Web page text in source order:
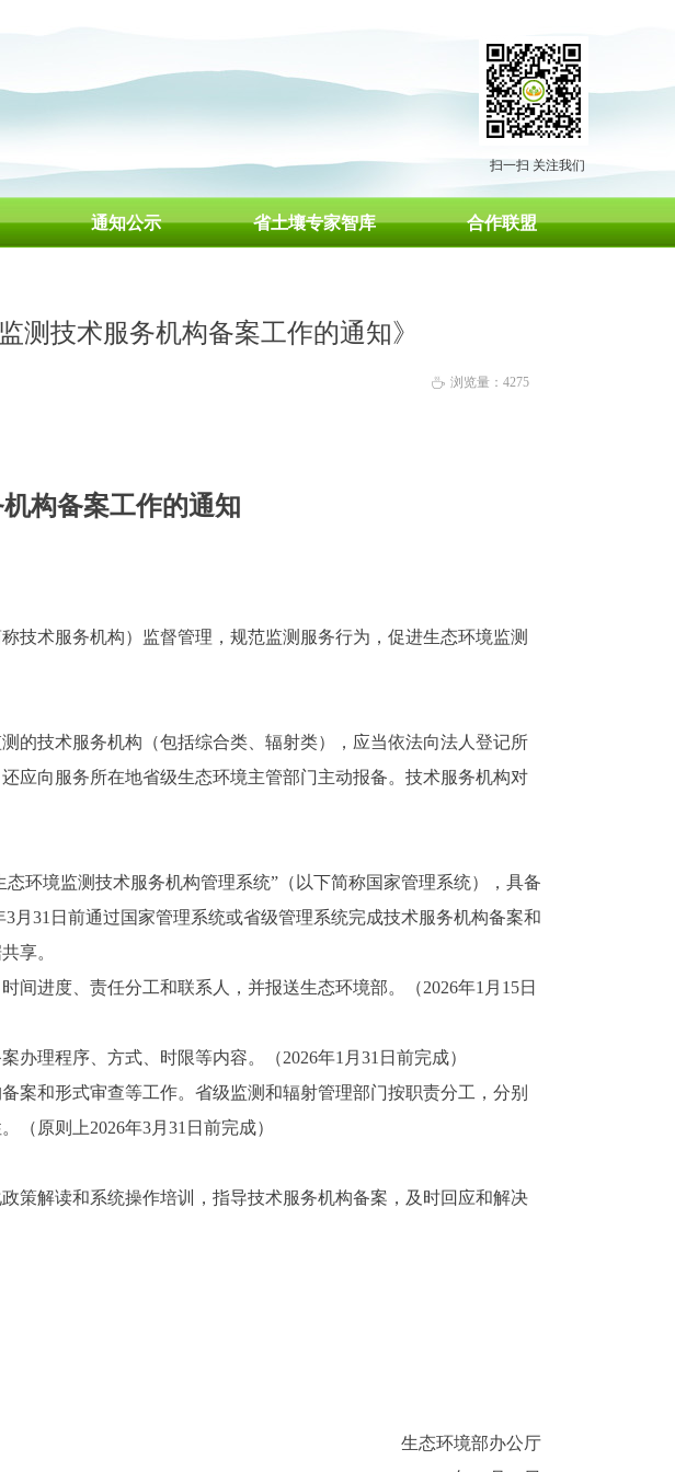
通知公示 省土壤专家智库 合作联盟
扫一扫 关注我们
测技术服务机构备案工作的通知》
构备案工作的通知
术服务机构）监督管理，规范监测服务行为，促进生态环境监测
技术服务机构（包括综合类、辐射类），应当依法向法人登记所
应向服务所在地省级生态环境主管部门主动报备。技术服务机构对
境监测技术服务机构管理系统”（以下简称国家管理系统），具备
月31日前通过国家管理系统或省级管理系统完成技术服务机构备案和
享。
进度、责任分工和联系人，并报送生态环境部。（2026年1月15日
理程序、方式、时限等内容。（2026年1月31日前完成）
和形式审查等工作。省级监测和辐射管理部门按职责分工，分别
原则上2026年3月31日前完成）
解读和系统操作培训，指导技术服务机构备案，及时回应和解决
生态环境部办公厅
ꄘ 浏览量： 4275